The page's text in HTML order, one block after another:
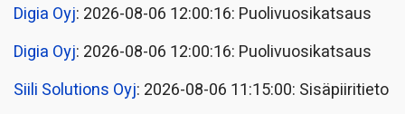
Digia Oyj: 2026-08-06 12:00:16: Puolivuosikatsaus
Digia Oyj: 2026-08-06 12:00:16: Puolivuosikatsaus
Siili Solutions Oyj: 2026-08-06 11:15:00: Sisäpiiritieto